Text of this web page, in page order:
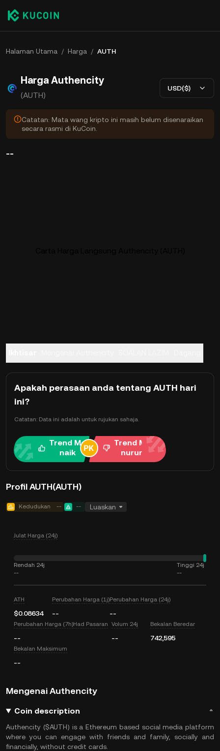
Halaman Utama / Harga / AUTH
Harga Authencity
(AUTH)
USD($)
Catatan: Mata wang kripto ini masih belum disenaraikan
secara rasmi di KuCoin.
--
Apakah perasaan anda tentang AUTH hari
ini?
Catatan: Data ini adalah untuk rujukan sahaja.
Trend Me
naik
Trend Me
nurun
Profil AUTH(AUTH)
Kedudukan -- -- Luaskan
Julat Harga (24j)
Rendah 24j
--
Tinggi 24j
--
ATH
$0.08634
Perubahan Harga (1j)
--
Perubahan Harga (24j)
--
Perubahan Harga (7h)
--
Had Pasaran Volum 24j
--
Bekalan Beredar
742,595
Bekalan Maksimum
--
Mengenai Authencity
Coin description
Authencity ($AUTH) is a Ethereum based social media platform
where you can engage with friends and family, socially and
financially, without credit cards.